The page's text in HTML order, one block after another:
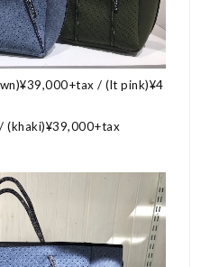
/ (lt pink)¥4
(khaki)¥39,000+tax